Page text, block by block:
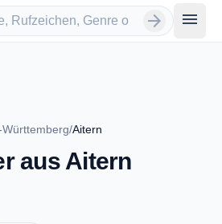
arrow_forward menu
Württemberg/Aitern
aus Aitern